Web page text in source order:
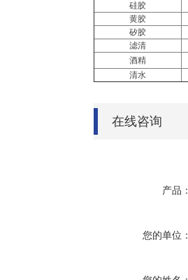
硅胶
黄胶
矽胶
滤清
酒精
清水
在线咨询
产品：
您的单位：